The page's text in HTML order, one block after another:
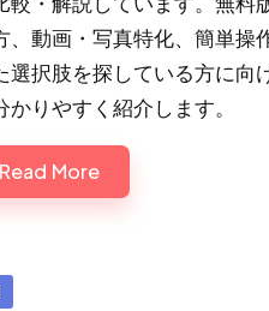
、動画・写真特化、簡単操
選択肢を探している方に向
かりやすく紹介します。
Read More